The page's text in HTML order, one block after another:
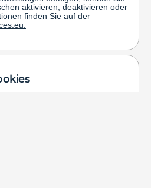
aktivieren, deaktivieren oder
finden Sie auf der